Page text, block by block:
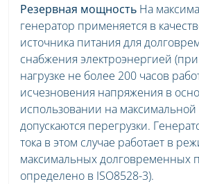
Резервная мощность На
генератор применяется в
источника питания для
снабжения электроэнергией
нагрузке не более 200 часов
исчезновения напряжения в
использовании на
допускаются перегрузки.
тока в этом случае работает в
максимальных долговременных
определено в ISO8528-3).